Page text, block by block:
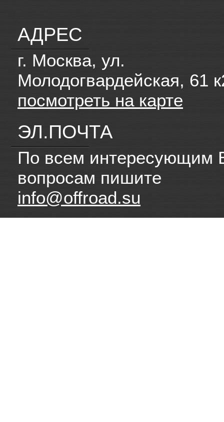
АДРЕС
г. Москва, ул.
Молодогвардейская, 61
посмотреть на карте
ЭЛ.ПОЧТА
По всем интересующим
вопросам пишите
info@offroad.su